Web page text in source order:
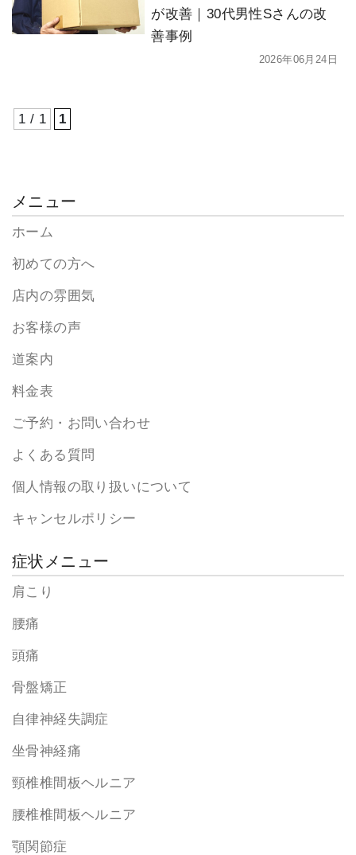
が改善｜30代男性Sさんの改
善事例
2026年06月24日
1 / 1 1
メニュー
ホーム
初めての方へ
店内の雰囲気
お客様の声
道案内
料金表
ご予約・お問い合わせ
よくある質問
個人情報の取り扱いについて
キャンセルポリシー
症状メニュー
肩こり
腰痛
頭痛
骨盤矯正
自律神経失調症
坐骨神経痛
頸椎椎間板ヘルニア
腰椎椎間板ヘルニア
顎関節症